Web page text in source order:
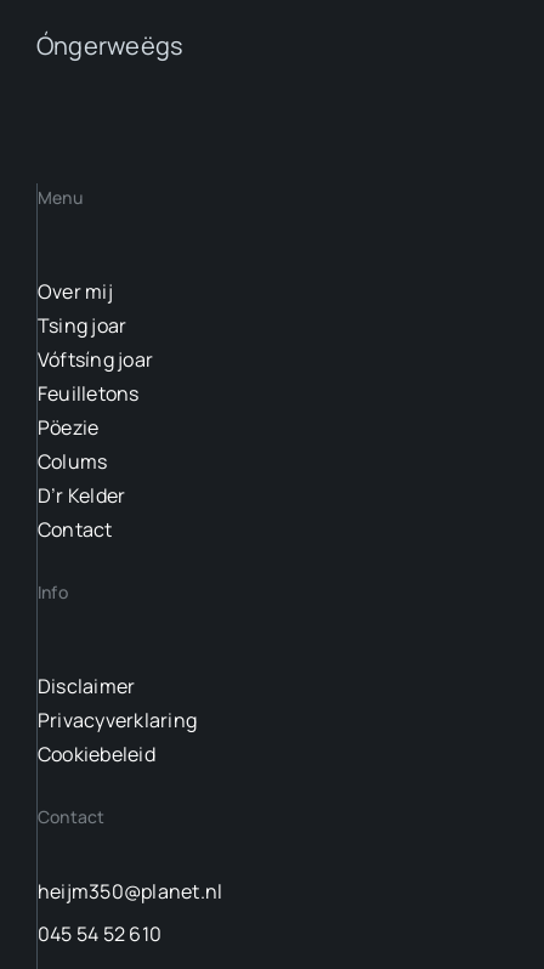
Óngerweëgs
Menu
Over mij
Tsing joar
Vóftsíng joar
Feuilletons
Pöezie
Colums
D’r Kelder
Contact
Info
Disclaimer
Privacyverklaring
Cookiebeleid
Contact
heijm350@planet.nl
045 54 52 610